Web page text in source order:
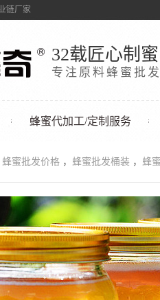
链厂家
32载匠心制蜜
专注原料蜂蜜批
蜂蜜代加工/定制服务
蜂蜜批发价格 ， 蜂蜜批发桶装 ， 蜂